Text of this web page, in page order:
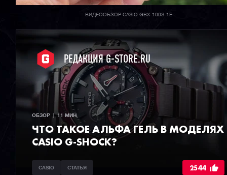
ВИДЕООБЗОР CASIO GBX-100S-1E
РЕДАКЦИЯ G-STORE.RU
ОБЗОР  |  11 МИН
ЧТО ТАКОЕ АЛЬФА ГЕЛЬ В МОДЕЛЯХ
CASIO G-SHOCK?
CASIO СТАТЬЯ 2544